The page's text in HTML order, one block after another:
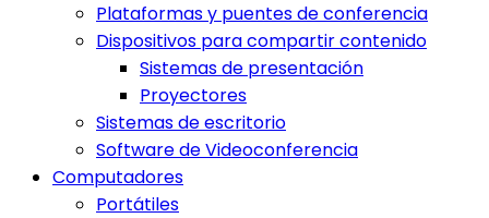
Plataformas y puentes de conferencia
Dispositivos para compartir contenido
Sistemas de presentación
Proyectores
Sistemas de escritorio
Software de Videoconferencia
Computadores
Portátiles